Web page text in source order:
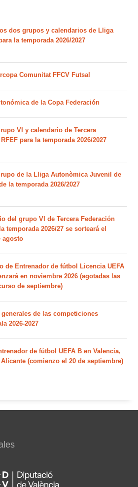
dos grupos y calendarios de Lliga
la temporada 2026/2027
Comunitat FFCV Futsal
de la Copa Federación
VI y calendario de Tercera
para la temporada 2026/2027
de la Lliga Autonòmica Juvenil de
la temporada 2026/2027
del grupo VI de Tercera Federación
temporada 2026/27 se sorteará el
agosto
de Entrenador de fútbol Licencia UEFA
en noviembre 2026 (agotadas las
de septiembre)
de las competiciones
2026-2027
de fútbol UEFA B en Valencia,
(comienzo el 20 de septiembre)